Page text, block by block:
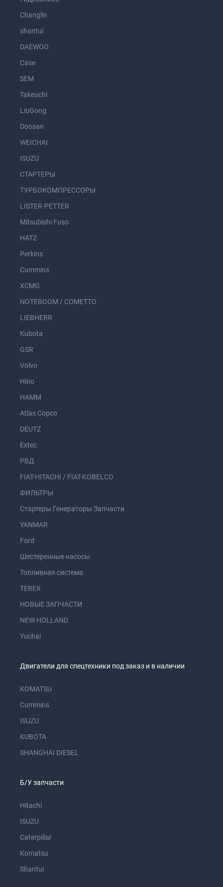
Changlin
shantui
DAEWOO
Case
SEM
Takeuchi
LiuGong
Doosan
WEICHAI
ISUZU
СТАРТЕРЫ
ТУРБОКОМПРЕССОРЫ
LISTER-PETTER
Mitsubishi Fuso
HATZ
Perkins
Cummins
XCMG
NOTEBOOM / COMETTO
LIEBHERR
Kubota
GSR
Volvo
Hino
HAMM
Atlas Copco
DEUTZ
Extec
РВД
FIAT-HITACHI / FIAT-KOBELCO
ФИЛЬТРЫ
Стартеры Генераторы Запчасти
YANMAR
Ford
Шестеренные насосы
Топливная система
TEREX
НОВЫЕ ЗАПЧАСТИ
NEW HOLLAND
Yuchai
Двигатели для спецтехники под заказ и в наличии
KOMATSU
Cummins
ISUZU
KUBOTA
SHANGHAI DIESEL
Б/У запчасти
Hitachi
ISUZU
Caterpillar
Komatsu
Shantui